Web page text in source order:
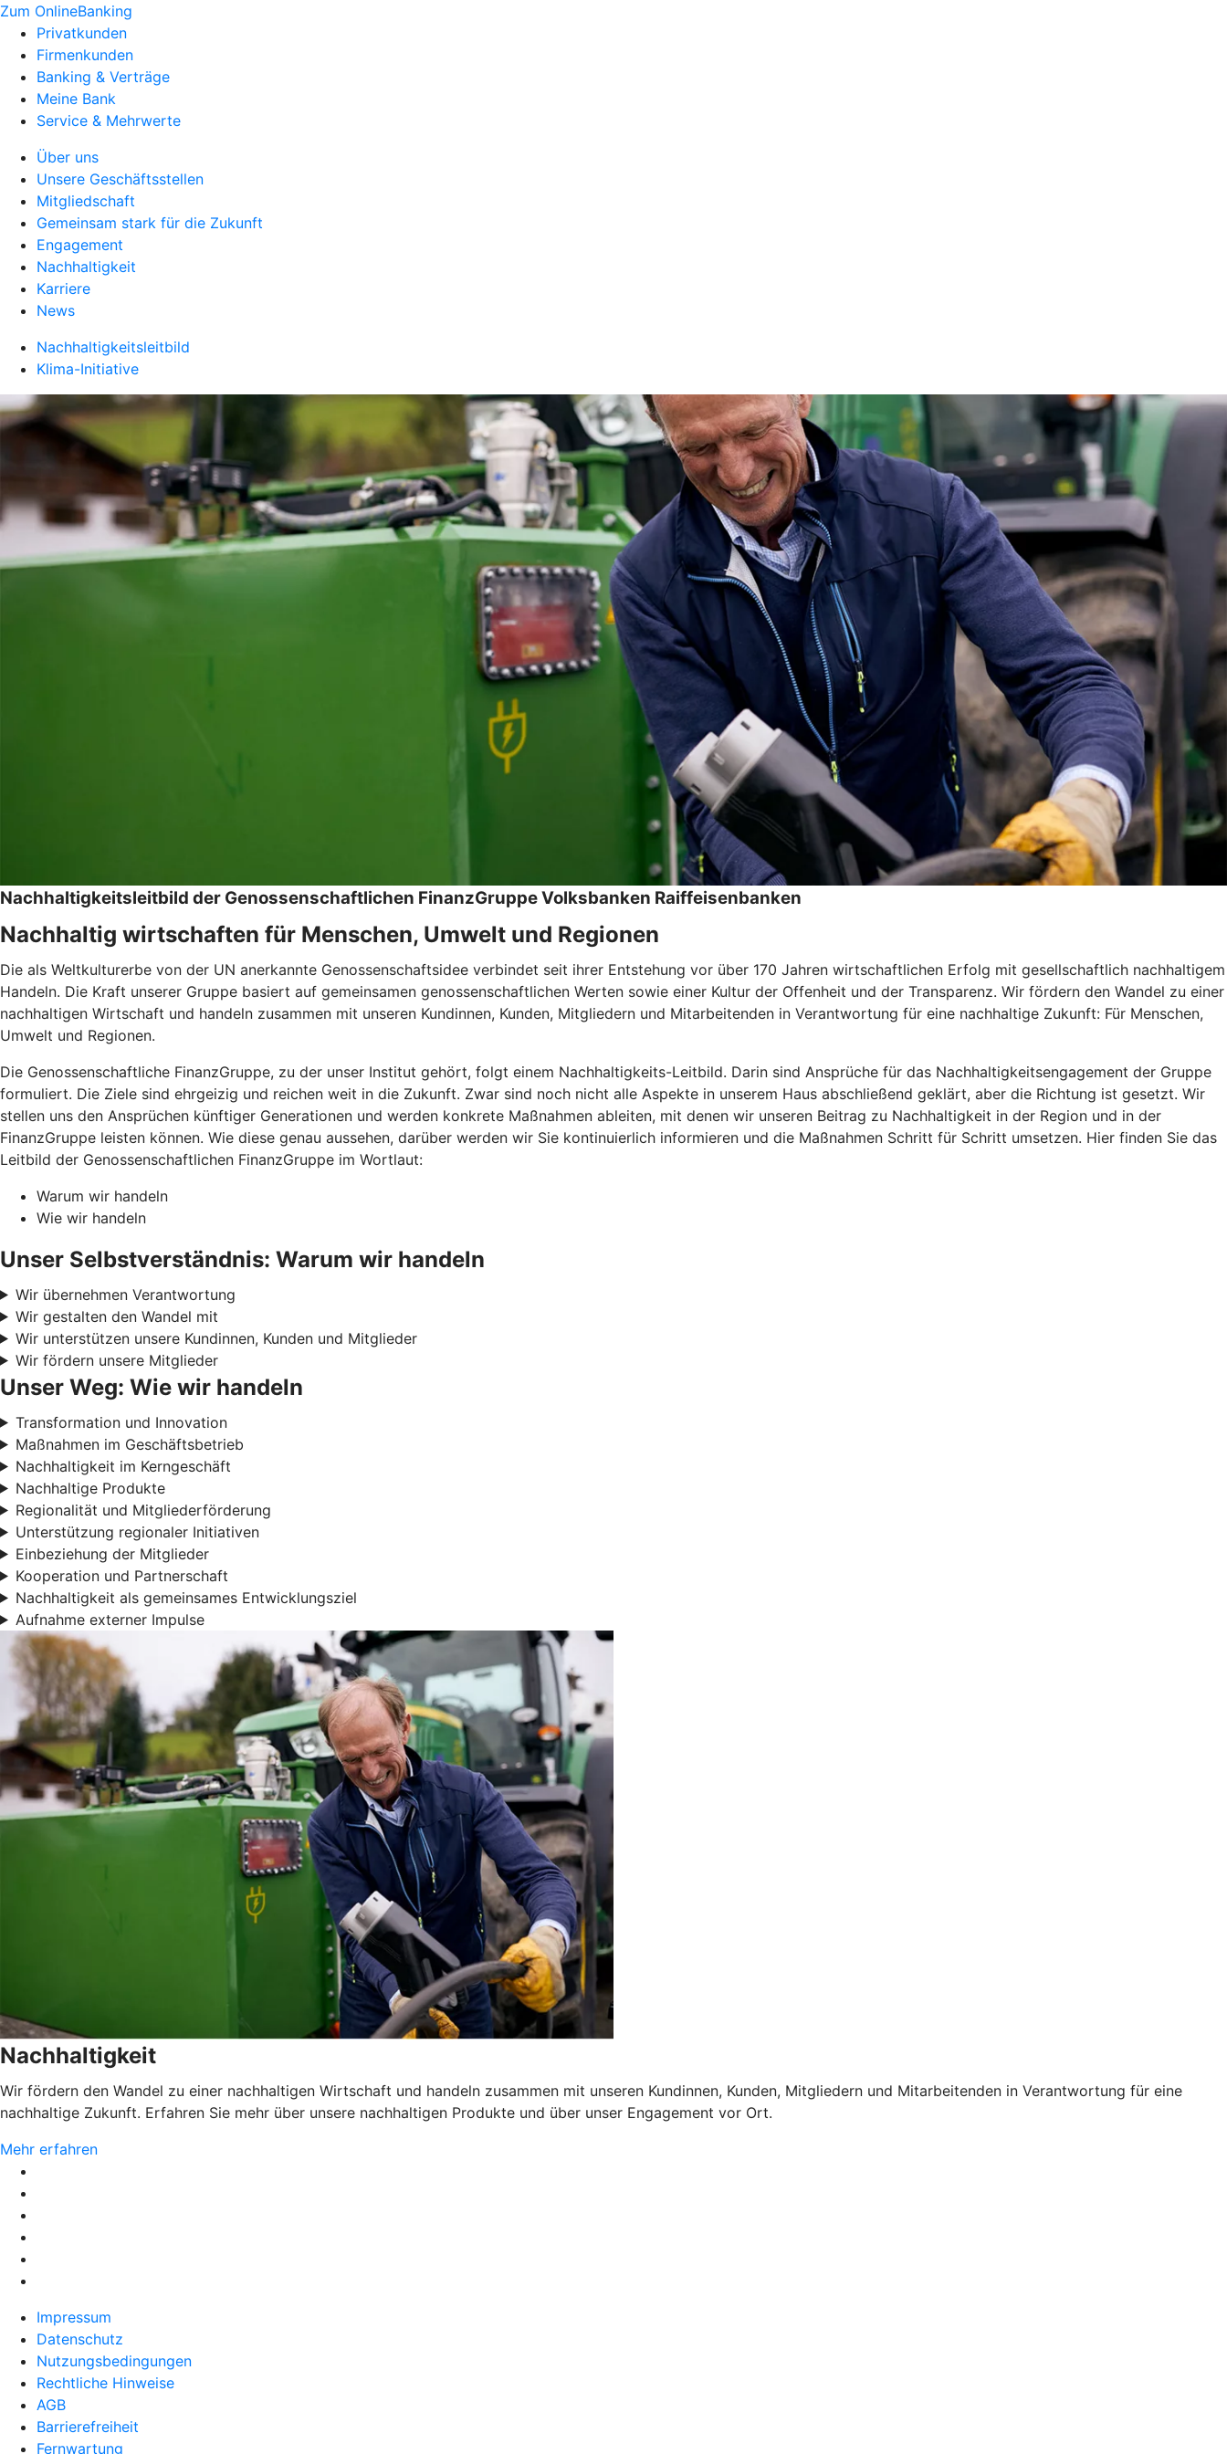
Zum OnlineBanking
Privatkunden
Firmenkunden
Banking & Verträge
Meine Bank
Service & Mehrwerte
Über uns
Unsere Geschäftsstellen
Mitgliedschaft
Gemeinsam stark für die Zukunft
Engagement
Nachhaltigkeit
Karriere
News
Nachhaltigkeitsleitbild
Klima-Initiative
Nachhaltigkeitsleitbild der Genossenschaftlichen FinanzGruppe Volksbanken Raiffeisenbanken
Nachhaltig wirtschaften für Menschen, Umwelt und Regionen
Die als Weltkulturerbe von der UN anerkannte Genossenschaftsidee verbindet seit ihrer Entstehung vor über 170 Jahren wirtschaftlichen Erfolg mit gesellschaftlich nachhaltigem
Handeln. Die Kraft unserer Gruppe basiert auf gemeinsamen genossenschaftlichen Werten sowie einer Kultur der Offenheit und der Transparenz. Wir fördern den Wandel zu einer
nachhaltigen Wirtschaft und handeln zusammen mit unseren Kundinnen, Kunden, Mitgliedern und Mitarbeitenden in Verantwortung für eine nachhaltige Zukunft: Für Menschen,
Umwelt und Regionen.
Die Genossenschaftliche FinanzGruppe, zu der unser Institut gehört, folgt einem Nachhaltigkeits-Leitbild. Darin sind Ansprüche für das Nachhaltigkeitsengagement der Gruppe
formuliert. Die Ziele sind ehrgeizig und reichen weit in die Zukunft. Zwar sind noch nicht alle Aspekte in unserem Haus abschließend geklärt, aber die Richtung ist gesetzt. Wir
stellen uns den Ansprüchen künftiger Generationen und werden konkrete Maßnahmen ableiten, mit denen wir unseren Beitrag zu Nachhaltigkeit in der Region und in der
FinanzGruppe leisten können. Wie diese genau aussehen, darüber werden wir Sie kontinuierlich informieren und die Maßnahmen Schritt für Schritt umsetzen. Hier finden Sie das
Leitbild der Genossenschaftlichen FinanzGruppe im Wortlaut:
Warum wir handeln
Wie wir handeln
Unser Selbstverständnis: Warum wir handeln
Wir übernehmen Verantwortung
Wir gestalten den Wandel mit
Wir unterstützen unsere Kundinnen, Kunden und Mitglieder
Wir fördern unsere Mitglieder
Unser Weg: Wie wir handeln
Transformation und Innovation
Maßnahmen im Geschäftsbetrieb
Nachhaltigkeit im Kerngeschäft
Nachhaltige Produkte
Regionalität und Mitgliederförderung
Unterstützung regionaler Initiativen
Einbeziehung der Mitglieder
Kooperation und Partnerschaft
Nachhaltigkeit als gemeinsames Entwicklungsziel
Aufnahme externer Impulse
Nachhaltigkeit
Wir fördern den Wandel zu einer nachhaltigen Wirtschaft und handeln zusammen mit unseren Kundinnen, Kunden, Mitgliedern und Mitarbeitenden in Verantwortung für eine
nachhaltige Zukunft. Erfahren Sie mehr über unsere nachhaltigen Produkte und über unser Engagement vor Ort.
Mehr erfahren
Impressum
Datenschutz
Nutzungsbedingungen
Rechtliche Hinweise
AGB
Barrierefreiheit
Fernwartung